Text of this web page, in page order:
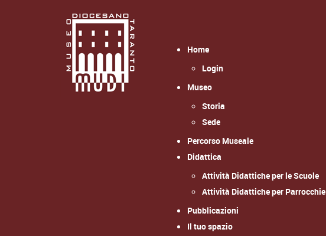
Home
Login
Museo
Storia
Sede
Percorso Museale
Didattica
Attività Didattiche per le Scuole
Attività Didattiche per Parrocchie
Pubblicazioni
Il tuo spazio